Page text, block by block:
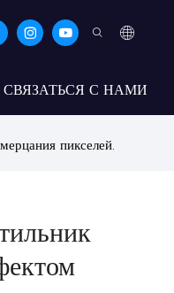
СВЯЗАТЬСЯ С НАМИ
пикселей.